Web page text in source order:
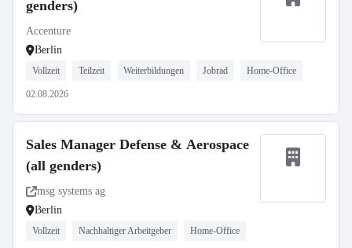
genders)
Accenture
Berlin
Vollzeit Teilzeit Weiterbildungen Jobrad Home-Office
02.08.2026
Sales Manager Defense & Aerospace
(all genders)
msg systems ag
Berlin
Vollzeit Nachhaltiger Arbeitgeber Home-Office